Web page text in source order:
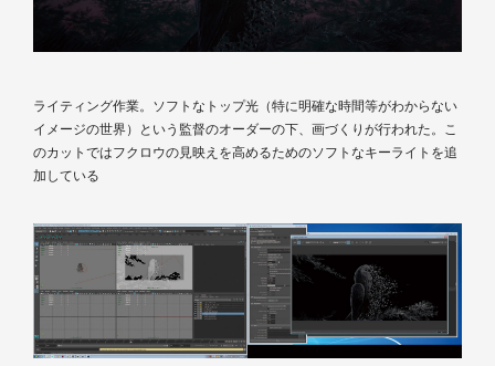
ライティング作業。ソフトなトップ光（特に明確な時間等がわからない
イメージの世界）という監督のオーダーの下、画づくりが行われた。こ
のカットではフクロウの見映えを高めるためのソフトなキーライトを追
加している